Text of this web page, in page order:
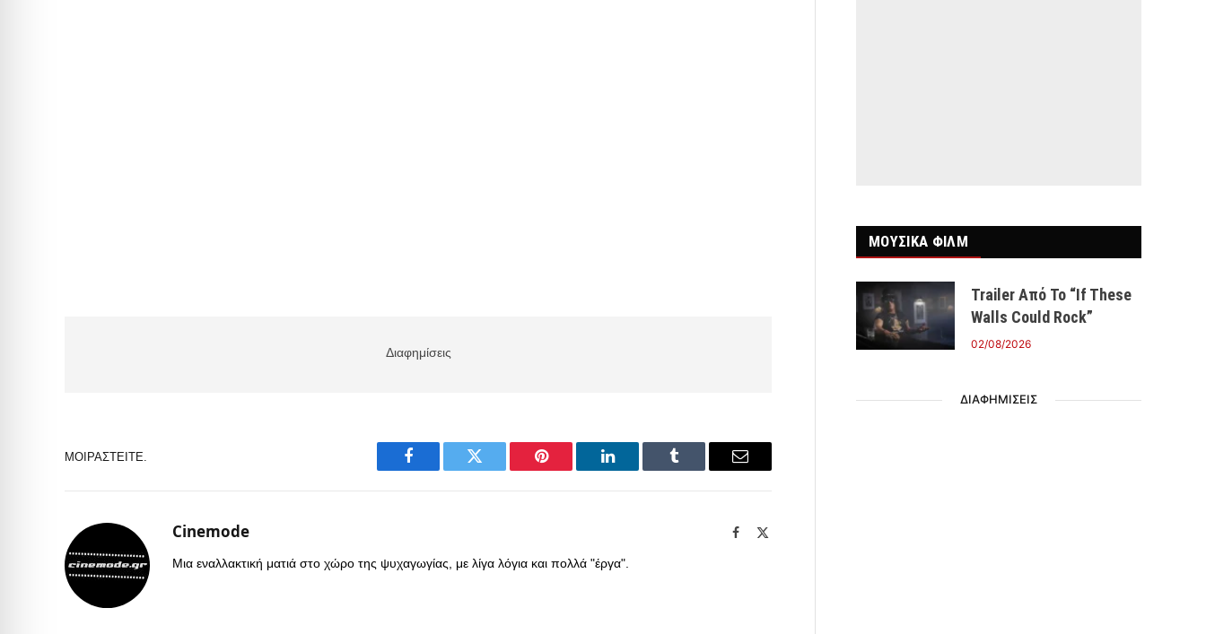
Διαφημίσεις
ΜΟΙΡΑΣΤΕΊΤΕ.
Facebook Twitter Pinterest LinkedIn Tumblr Email
Cinemode Facebook
Μια εναλλακτική ματιά στο χώρο της ψυχαγωγίας, με λίγα λόγια και πολλά "έργα".
ΜΟΥΣΙΚΑ ΦΙΛΜ
Trailer Από Το “If These
Walls Could Rock”
02/08/2026
ΔΙΑΦΗΜΙΣΕΙΣ